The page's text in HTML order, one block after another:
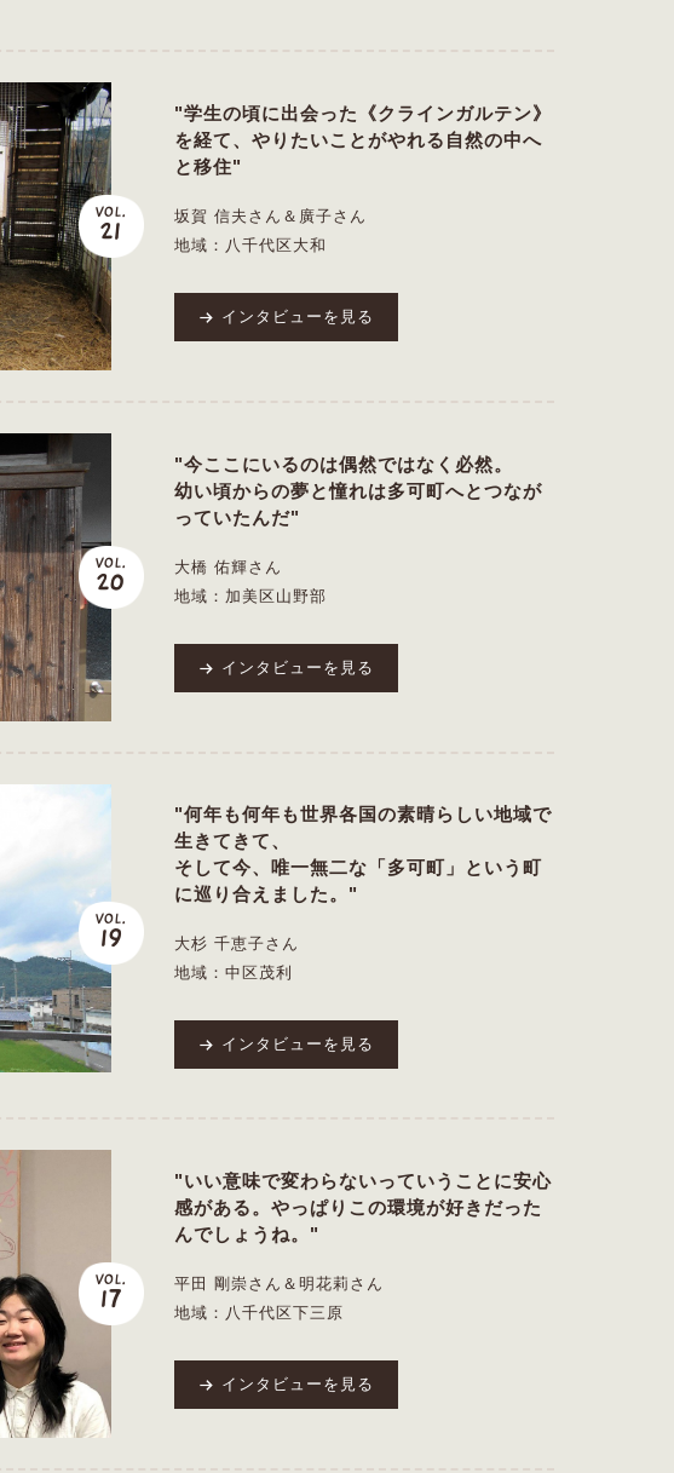
VOL.
21
"学生の頃に出会った《クラインガルテン》
を経て、やりたいことがやれる自然の中へ
と移住"
坂賀 信夫さん＆廣子さん
地域：八千代区大和
インタビューを見る
VOL.
20
"今ここにいるのは偶然ではなく必然。
幼い頃からの夢と憧れは多可町へとつなが
っていたんだ"
大橋 佑輝さん
地域：加美区山野部
インタビューを見る
VOL.
19
"何年も何年も世界各国の素晴らしい地域で
生きてきて、
そして今、唯一無二な「多可町」という町
に巡り合えました。"
大杉 千恵子さん
地域：中区茂利
インタビューを見る
VOL.
17
"いい意味で変わらないっていうことに安心
感がある。やっぱりこの環境が好きだった
んでしょうね。"
平田 剛崇さん＆明花莉さん
地域：八千代区下三原
インタビューを見る